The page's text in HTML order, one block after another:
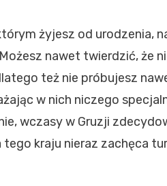
żyjesz od urodzenia,
nawet twierdzić, że
też nie próbujesz
w nich niczego
wczasy w Gruzji
tego kraju nieraz zachęca